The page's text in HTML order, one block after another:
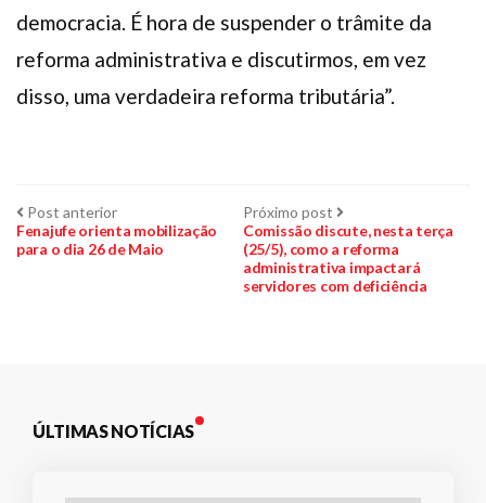
democracia. É hora de suspender o trâmite da
reforma administrativa e discutirmos, em vez
disso, uma verdadeira reforma tributária”.
Navegação
de
Post anteriorPost
anterior:
Fenajufe orienta mobilização
para o dia 26 de Maio
Próximo post Próximo
post:
Comissão discute, nesta terça
(25/5), como a reforma
administrativa impactará
servidores com deficiência
ÚLTIMAS NOTÍCIAS